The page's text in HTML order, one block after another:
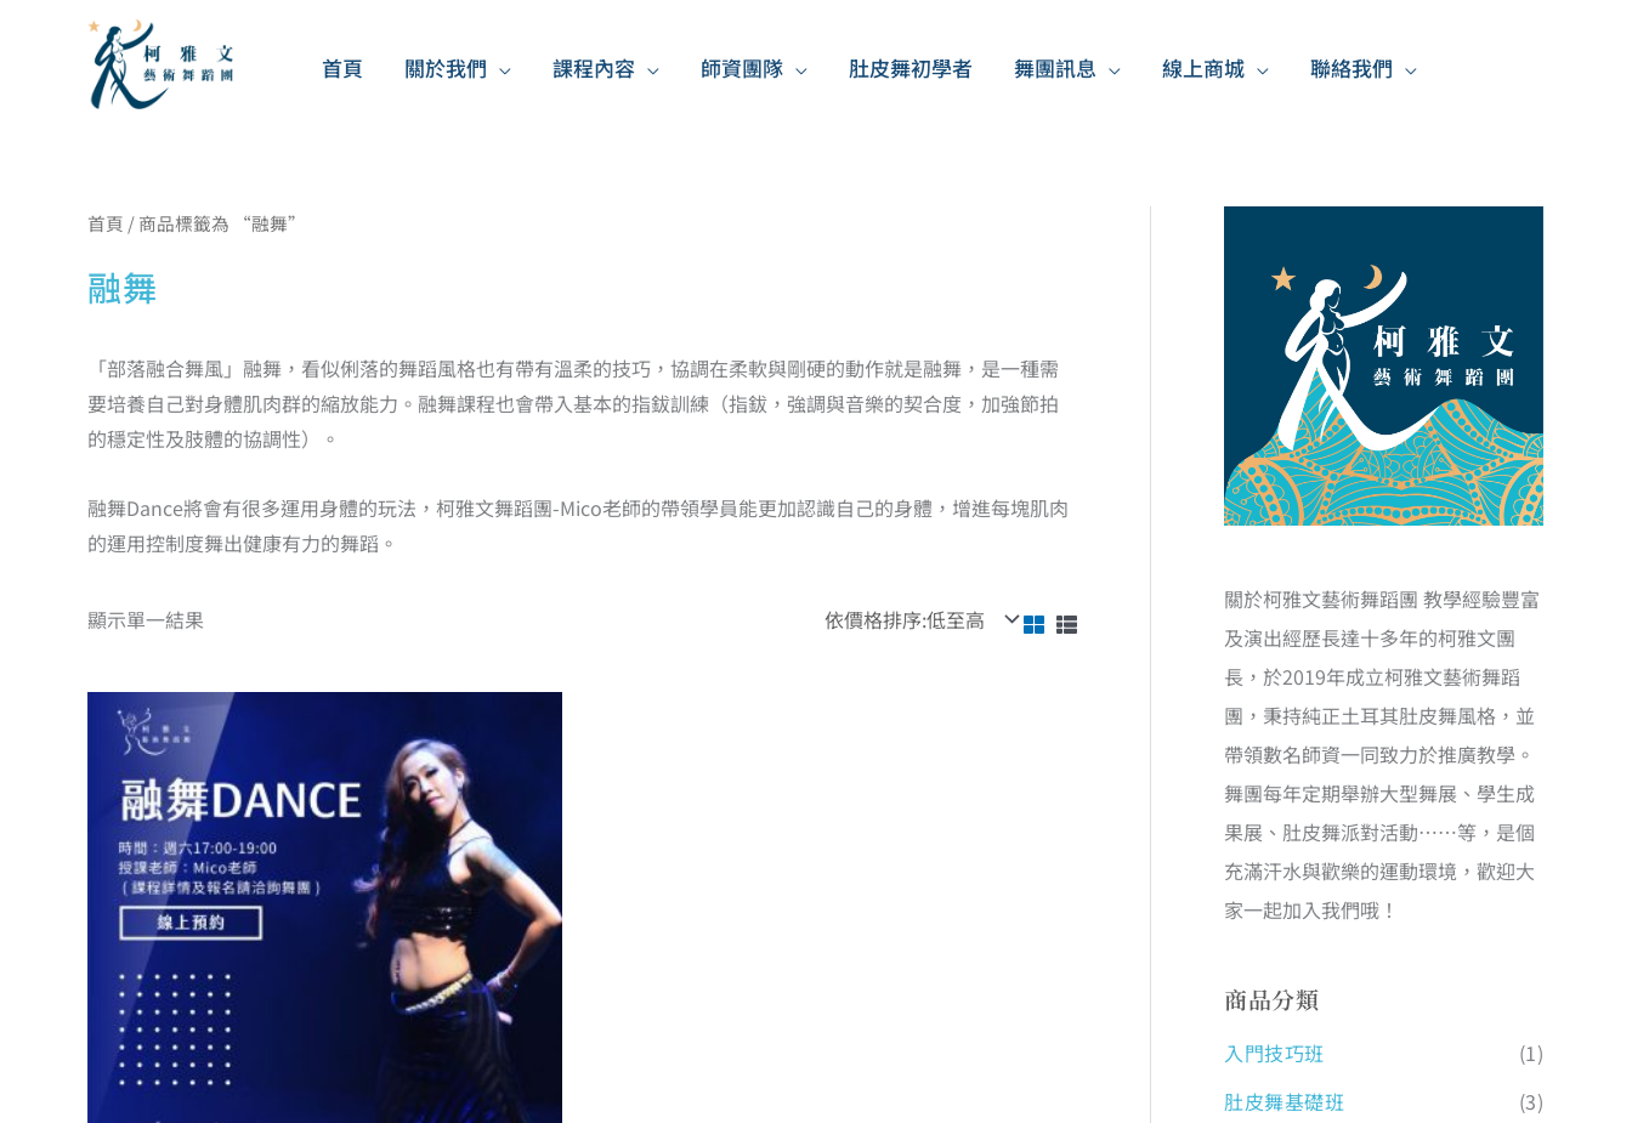
首頁 關於我們 課程內容 師資團隊 肚皮舞初學者 舞團訊息 線上商城 聯絡我們
首頁 / 商品標籤為 “融舞”
融舞
「部落融合舞風」融舞，看似俐落的舞蹈風格也有帶有溫柔的技巧，協調在柔軟與剛硬的動作就是融舞，是一種需
要培養自己對身體肌肉群的縮放能力。融舞課程也會帶入基本的指鈸訓練（指鈸，強調與音樂的契合度，加強節拍
的穩定性及肢體的協調性）。
融舞Dance將會有很多運用身體的玩法，柯雅文舞蹈團-Mico老師的帶領學員能更加認識自己的身體，增進每塊肌肉
的運用控制度舞出健康有力的舞蹈。
顯示單一結果
關於柯雅文藝術舞蹈團 教學經驗豐富
及演出經歷長達十多年的柯雅文團
長，於2019年成立柯雅文藝術舞蹈
團，秉持純正土耳其肚皮舞風格，並
帶領數名師資一同致力於推廣教學。
舞團每年定期舉辦大型舞展、學生成
果展、肚皮舞派對活動……等，是個
充滿汗水與歡樂的運動環境，歡迎大
家一起加入我們哦！
商品分類
入門技巧班
(1)
肚皮舞基礎班
(3)